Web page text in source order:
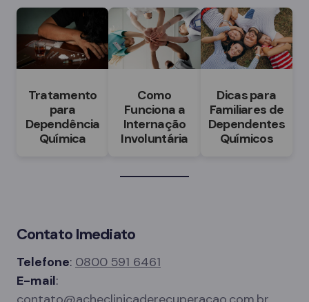
Tratamento
para
Dependência
Química
Como
Funciona a
Internação
Involuntária
Dicas para
Familiares de
Dependentes
Químicos
Contato Imediato
Telefone: 0800 591 6461
E-mail: